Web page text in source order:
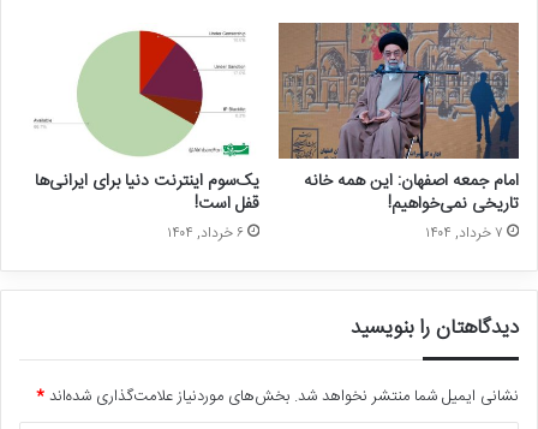
امام جمعه اصفهان: این همه خانه
تاریخی نمی‌خواهیم!
۷ خرداد, ۱۴۰۴
یک‌سوم اینترنت دنیا برای ایرانی‌ها
قفل است!
۶ خرداد, ۱۴۰۴
دیدگاهتان را بنویسید
نشانی ایمیل شما منتشر نخواهد شد. بخش‌های موردنیاز علامت‌گذاری شده‌اند*